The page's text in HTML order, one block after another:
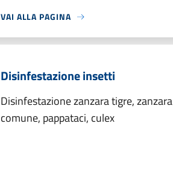
VAI ALLA PAGINA
Disinfestazione insetti
Disinfestazione zanzara tigre, zanzara
comune, pappataci, culex